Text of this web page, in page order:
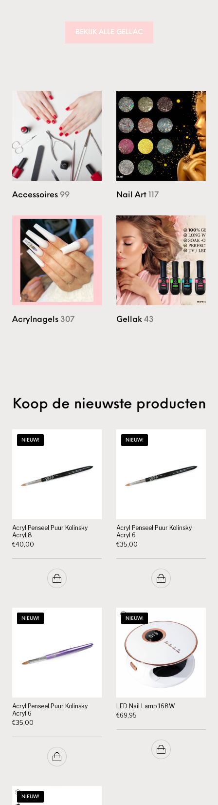
BEKIJK ALLE GELLAC
Accessoires 99 Nail Art 117
Acrylnagels 307 Gellak 43
Koop de nieuwste producten
NIEUW!
Acryl Penseel Puur Kolinsky
Acryl 8
€40,00
NIEUW!
Acryl Penseel Puur Kolinsky
Acryl 6
€35,00
NIEUW!
Acryl Penseel Puur Kolinsky
Acryl 6
€35,00
NIEUW!
LED Nail Lamp 168W
€69,95
NIEUW!